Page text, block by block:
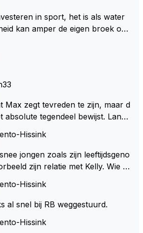
gezelliger
in sport, het is als water
kan amper de eigen broek oph
het best vergelijken met de sherif
Hood) welk achter de bom
zuurverdiende stuiver te ber
nooit ooit maar een stuiver in Z
en dat zal ook nooit gebe
BTW gelden en vergunningen bi
MOET je dan weer
Max zegt tevreden te zijn, maar d
tegendeel bewijst. Lando
zien. ;)
Hissink
jongen zoals zijn leeftijdsgeno
zijn relatie met Kelly. Wie g
een kleine heeft van een voorm
van 23 jaar? Hij doet dingen
in Hongarije een uitje voor zijn t
Hissink
al snel bij RB weggestuurd.
Hissink